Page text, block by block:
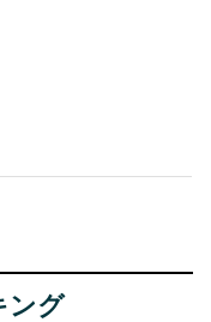
ング